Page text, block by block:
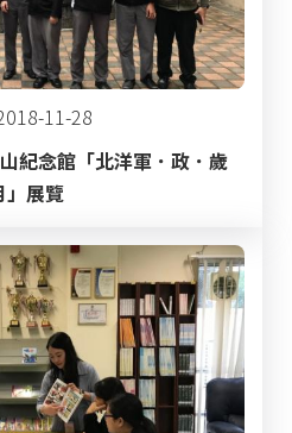
11-28
紀念館「北洋軍．政．歲
」展覽